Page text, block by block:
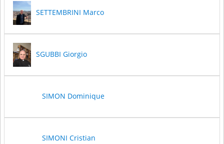
SETTEMBRINI Marco
SGUBBI Giorgio
SIMON Dominique
SIMONI Cristian